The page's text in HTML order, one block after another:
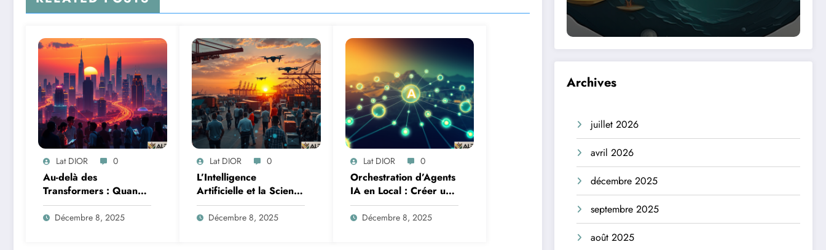
Lat DIOR 0
Au-delà des
Transformers : Quand
les Mélanges d’Experts
Redéfinissent
Décembre 8, 2025
Lat DIOR 0
L’Intelligence
Artificielle et la Science
des Données : Moteurs
de la Transformation
Décembre 8, 2025
Lat DIOR 0
Orchestration d’Agents
IA en Local : Créer un
Système Multi-Agent
Autonome avec
Décembre 8, 2025
Archives
juillet 2026
avril 2026
décembre 2025
septembre 2025
août 2025